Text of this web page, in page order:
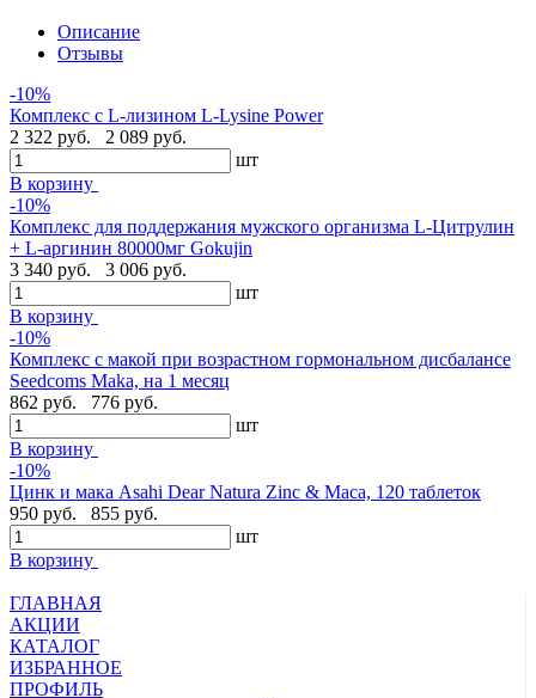
Описание
Отзывы
-10%
Комплекс с L-лизином L-Lysine Power
2 322 руб.
2 089 руб.
шт
В корзину
-10%
Комплекс для поддержания мужского организма L-Цитрулин
+ L-аргинин 80000мг Gokujin
3 340 руб.
3 006 руб.
шт
В корзину
-10%
Комплекс с макой при возрастном гормональном дисбалансе
Seedcoms Maka, на 1 месяц
862 руб.
776 руб.
шт
В корзину
-10%
Цинк и мака Asahi Dear Natura Zinc & Maca, 120 таблеток
950 руб.
855 руб.
шт
В корзину
ГЛАВНАЯ
АКЦИИ
КАТАЛОГ
ИЗБРАННОЕ
ПРОФИЛЬ